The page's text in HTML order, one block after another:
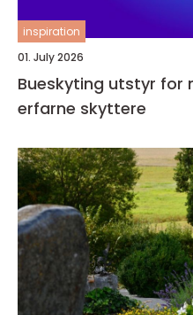
inspiration
01. July 2026
Bueskyting utstyr for
erfarne skyttere